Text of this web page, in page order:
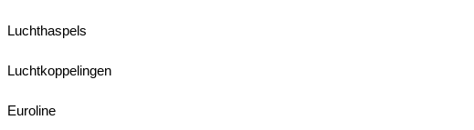
Luchthaspels
Luchtkoppelingen
Euroline